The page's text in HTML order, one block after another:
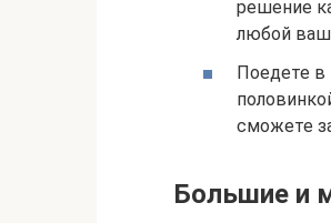
решение
любой ваш
Поедете в
сможете
Большие и